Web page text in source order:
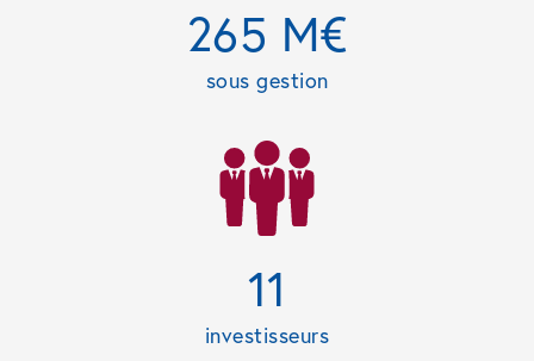
265 M€
sous gestion
11
investisseurs